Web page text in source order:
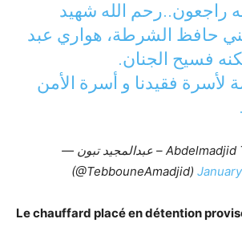
راجعون..رحم الله شهيد
حافظ الشرطة، هواري عبد
فسيح الجنان.
لأسرة فقيدنا و أسرة الأمن
— عبدالمجيد تبون – Abdelmadjid Tebboune
(@TebbouneAmadjid)
Le chauffard placé en détention